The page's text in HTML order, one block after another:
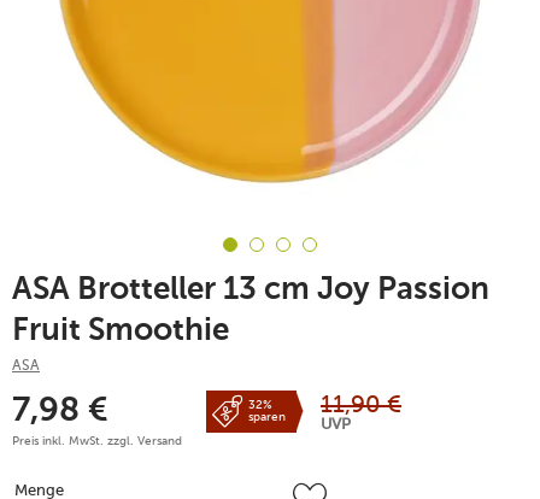
ASA Brotteller 13 cm Joy Passion
Fruit Smoothie
ASA
7,98 €
Preis inkl. MwSt. zzgl. Versand
32%
sparen
11,90 €
UVP
Menge
Menge